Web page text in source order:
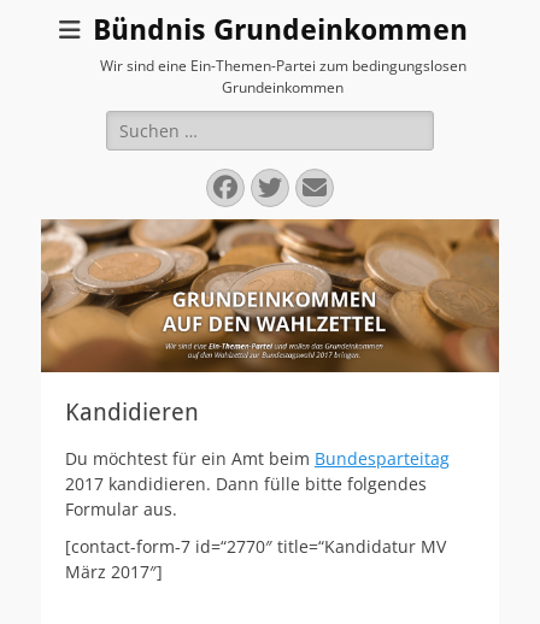
Bündnis Grundeinkommen
Wir sind eine Ein-Themen-Partei zum bedingungslosen
Grundeinkommen
Suchen
nach:
Facebook
Twitter
E-
Mail
Kandidieren
Du möchtest für ein Amt beim Bundesparteitag
2017 kandidieren. Dann fülle bitte folgendes
Formular aus.
[contact-form-7 id=“2770″ title=“Kandidatur MV
März 2017″]